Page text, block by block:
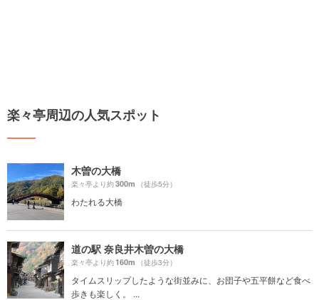
楽々亭周辺の人気スポット
木曽の大橋
楽々亭より約300m （徒歩5分）
わたれる大橋
道の駅 奈良井木曽の大橋
楽々亭より約160m （徒歩3分）
タイムスリップしたような街並みに、お団子や五平餅など食べ
歩きも楽しく。 ...